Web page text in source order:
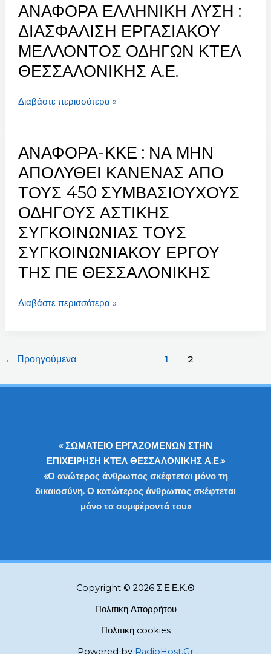
ΚΑΡΤΕΣ
ΑΝΑΦΟΡΑ ΕΛΛΗΝΙΚΗ ΛΥΣΗ :
ΔΙΑΣΦΑΛΙΣΗ ΕΡΓΑΣΙΑΚΟΥ
ΜΕΛΛΟΝΤΟΣ ΟΔΗΓΩΝ ΚΤΕΛ
ΘΕΣΣΑΛΟΝΙΚΗΣ Α.Ε.
ΑΝΑΦΟΡΑ
ΕΛΛΗΝΙΚΗ
ΛΥΣΗ
ΔΙΑΣΦΑΛΙΣΗ
ΜΕΛΛΟΝΤΟΣ
Α.Ε.
Διαβάστε περισσότερα »
ΑΝΑΦΟΡΑ-ΚΚΕ : ΝΑ ΜΗΝ
ΑΠΟΛΥΘΕΙ ΚΑΝΕΝΑΣ ΑΠΟ
ΤΟΥΣ 450 ΣΥΜΒΑΣΙΟΥΧΟΥΣ
ΟΔΗΓΟΥΣ ΑΣΤΙΚΗΣ
ΣΥΓΚΟΙΝΩΝΙΑΣ ΤΟΥΣ
ΣΥΓΚΟΙΝΩΝΙΑΚΟΥ ΕΡΓΟΥ
ΤΗΣ ΠΕ ΘΕΣΣΑΛΟΝΙΚΗΣ
ΑΝΑΦΟΡΑ-
ΚΚΕ
:
ΝΑ
ΜΗΝ
ΑΠΟΛΥΘΕΙ
ΚΑΝΕΝΑΣ
ΑΠΟ
ΤΟΥΣ
ΣΥΜΒΑΣΙΟΥΧΟΥΣ
ΤΟΥΣ
Διαβάστε περισσότερα »
← Προηγούμενα 1 2
« ΣΩΜΑΤΕΙΟ ΕΡΓΑΖΟΜΕΝΩΝ ΣΤΗΝ
ΕΠΙΧΕΙΡΗΣΗ ΚΤΕΛ ΘΕΣΣΑΛΟΝΙΚΗΣ Α.Ε.»
«Ο ανώτερος άνθρωπος σκέφτεται μόνο τη
δικαιοσύνη. Ο κατώτερος άνθρωπος σκέφτεται
μόνο τα συμφέροντά του»
Copyright © 2026 Σ.Ε.Ε.Κ.Θ
Πολιτική Απορρήτου
Πολιτική cookies
Powered by RadioHost.Gr